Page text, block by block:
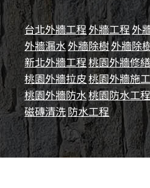
台北外牆工程 外牆工程 外
外牆漏水外牆除樹外牆除
新北外牆工程 桃園外牆修
桃園外牆拉皮桃園外牆施工
桃園外牆防水桃園防水工程
磁磚清洗防水工程